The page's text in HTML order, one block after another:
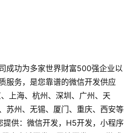
成功为多家世界财富500强企业以
服务，是您靠谱的微信开发供应
上海、杭州、深圳、广州、天
苏州、无锡、厦门、重庆、西安等
供：微信开发，H5开发，小程序